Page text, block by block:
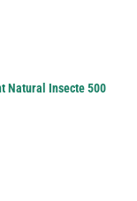
Natural Insecte 500